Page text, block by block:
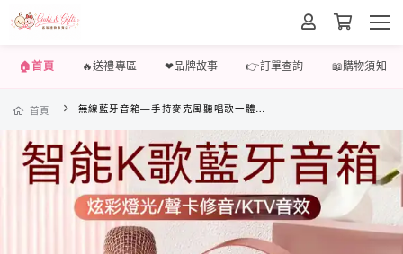
🏠首頁 🔥送禮專區 ❤品牌故事 👉訂單查詢 📖購物須知
首頁 無線藍牙音箱—手持麥克風聽唱歌一體機/k歌家用外出k歌